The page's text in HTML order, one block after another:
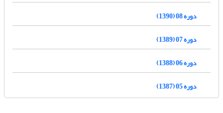
دوره 08 (1390)
دوره 07 (1389)
دوره 06 (1388)
دوره 05 (1387)